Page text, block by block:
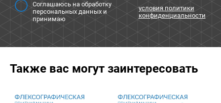
Соглашаюсь на обработку
персональных данных и
принимаю
условия политики
конфиденциальности
Также вас могут заинтересовать